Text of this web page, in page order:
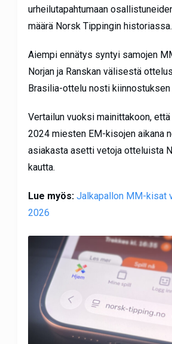
urheilutapahtumaan
määrä Norsk Tippingin historiassa.
Aiempi ennätys syntyi samojen
Norjan ja Ranskan välisestä
Brasilia-ottelu nosti
Vertailun vuoksi mainittakoon,
2024 miesten EM-kisojen aikana
asiakasta asetti vetoja otteluista
kautta.
Lue myös: Jalkapallon MM-kisat
2026